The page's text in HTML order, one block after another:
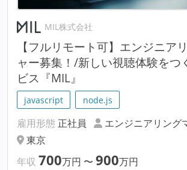
MIL株式会社
【フルリモート可】エンジニア
ャー募集！/新しい視聴体験をつ
ビス『MIL』
javascript node.js
雇用形態 正社員
エンジニアリング
東京
年収 700万円 〜 900万円